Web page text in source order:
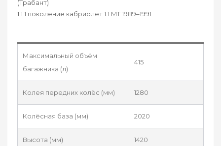
(Трабант)
1.1 1 поколение кабриолет 1.1 MT 1989–1991
Максимальный объём
багажника (л)
415
Колея передних колёс (мм) 1280
Колёсная база (мм) 2020
Высота (мм) 1420